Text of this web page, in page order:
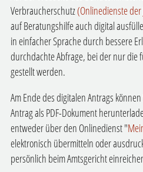
Verbraucherschutz(Onlinedienste der
auf Beratungshilfe auch digital
in einfacher Sprache durch bessere
durchdachte Abfrage, bei der nur die
gestellt werden.
Am Ende des digitalen Antrags
Antrag als PDF-Dokument
entweder über den Onlinedienst "
elektronisch übermitteln oder
persönlich beim Amtsgericht